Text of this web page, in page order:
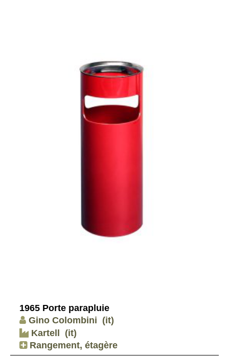
1965 Porte parapluie
Gino Colombini (it)
Kartell (it)
Rangement, étagère